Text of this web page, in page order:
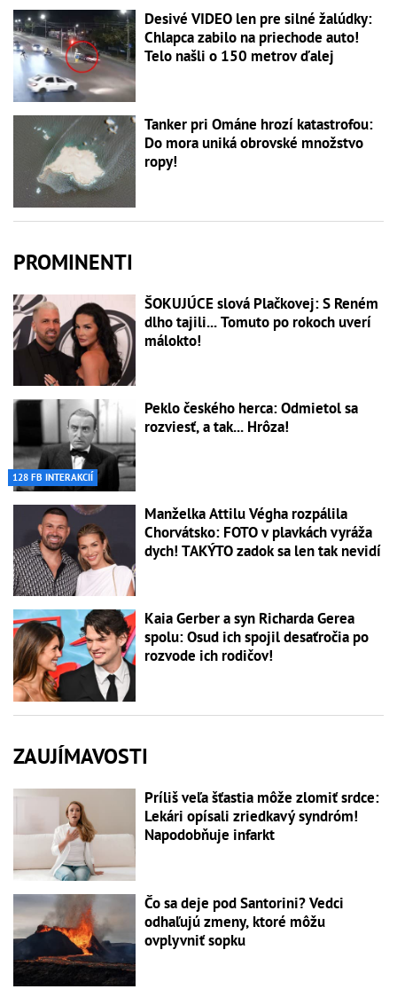
Desivé VIDEO len pre silné žalúdky:
Chlapca zabilo na priechode auto!
Telo našli o 150 metrov ďalej
Tanker pri Ománe hrozí katastrofou:
Do mora uniká obrovské množstvo
ropy!
PROMINENTI
ŠOKUJÚCE slová Plačkovej: S Reném
dlho tajili... Tomuto po rokoch uverí
málokto!
128 FB INTERAKCIÍ
Peklo českého herca: Odmietol sa
rozviesť, a tak... Hrôza!
Manželka Attilu Végha rozpálila
Chorvátsko: FOTO v plavkách vyráža
dych! TAKÝTO zadok sa len tak nevidí
Kaia Gerber a syn Richarda Gerea
spolu: Osud ich spojil desaťročia po
rozvode ich rodičov!
ZAUJÍMAVOSTI
Príliš veľa šťastia môže zlomiť srdce:
Lekári opísali zriedkavý syndróm!
Napodobňuje infarkt
Čo sa deje pod Santorini? Vedci
odhaľujú zmeny, ktoré môžu
ovplyvniť sopku